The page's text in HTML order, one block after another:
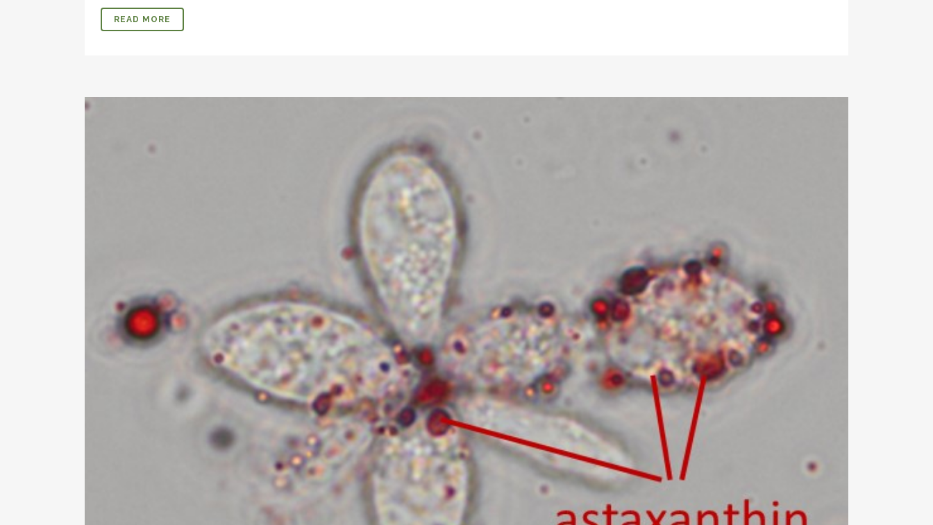
READ MORE